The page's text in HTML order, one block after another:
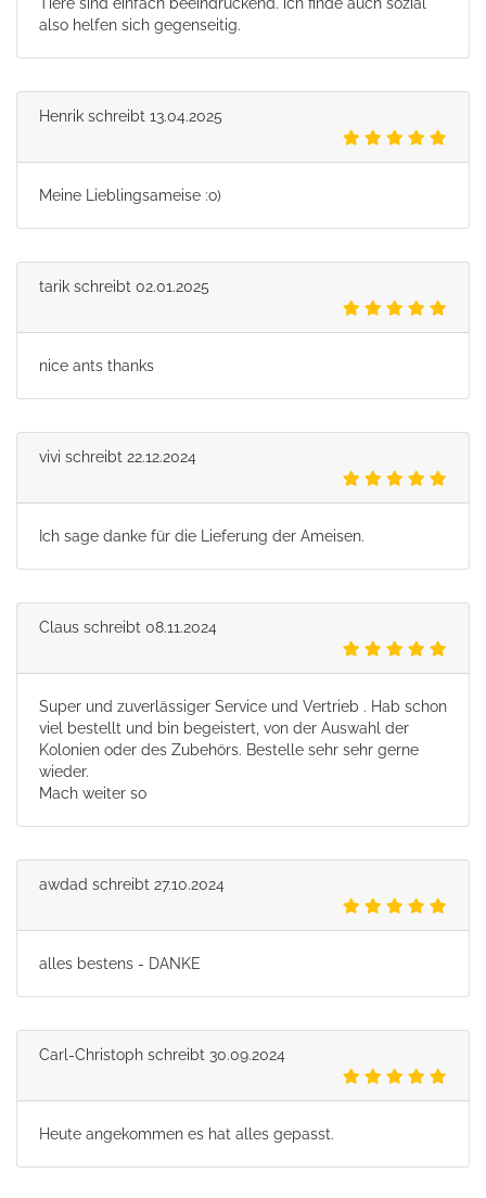
also helfen sich gegenseitig.
Henrik schreibt 13.04.2025
Meine Lieblingsameise :o)
tarik schreibt 02.01.2025
nice ants thanks
vivi schreibt 22.12.2024
Ich sage danke für die Lieferung der Ameisen.
Claus schreibt 08.11.2024
Super und zuverlässiger Service und Vertrieb . Hab schon
viel bestellt und bin begeistert, von der Auswahl der
Kolonien oder des Zubehörs. Bestelle sehr sehr gerne
wieder.
Mach weiter so
awdad schreibt 27.10.2024
alles bestens - DANKE
Carl-Christoph schreibt 30.09.2024
Heute angekommen es hat alles gepasst.